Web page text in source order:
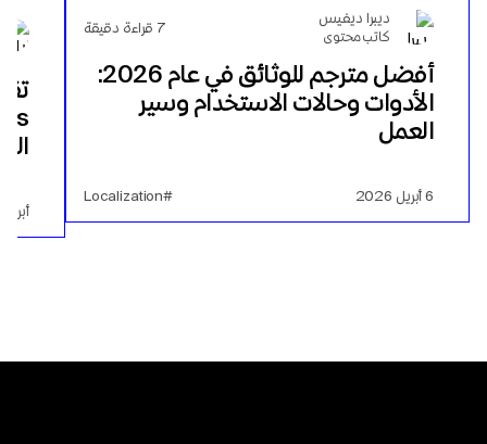
ديبرا ديفيس
كاتب محتوى
7 قراءة دقيقة
أفضل مترجم للوثائق في عام 2026:
الأدوات وحالات الاستخدام وسير
العمل
6 أبريل 2026 #Localization
أبريل 23, 2025